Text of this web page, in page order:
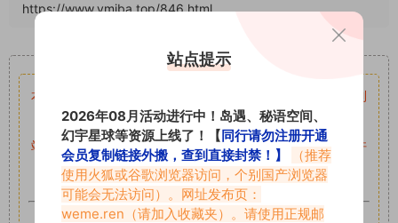
https://www.vmiba.top/846.html
重要声明
本站资源均来自网络分享，如有侵犯你的权益请私信留言
收到
留言后，我们会第一时间进行审核后删除。
站内资源为网友个人学习或测试研究使用，未经原版权作者许
可,禁止用于任何商业途径！请在下载24小时内删除！
如果遇到付费才可获取的素材，建议升级对应的VIP。
站点提示
2026年08月活动进行中！岛遇、秘语空间、
幻宇星球等资源上线了！【同行请勿注册开通
会员复制链接外搬，查到直接封禁！】
（推荐
使用火狐或谷歌浏览器访问，个别国产浏览器
可能会无法访问）。网址发布页：
weme.ren （请加入收藏夹）。请使用正规邮